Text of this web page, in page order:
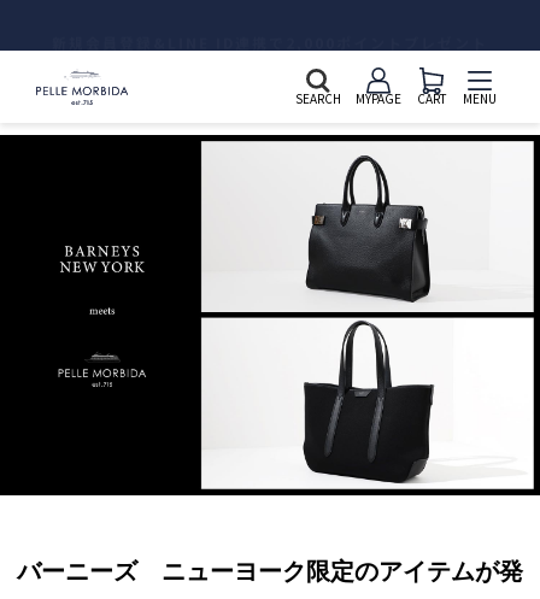
SEARCH MYPAGE CART MENU
バーニーズ ニューヨーク限定のアイテムが発